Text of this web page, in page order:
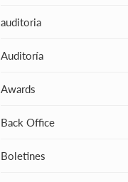
auditoria
Auditoría
Awards
Back Office
Boletines